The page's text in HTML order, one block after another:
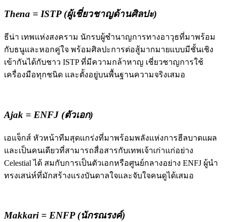
Thena = ISTP (ผู้เชี่ยวชาญด้านศิลปะ)
ธีน่า เทพแห่งสงคราม นักรบผู้ชำนาญการทางอาวุธที่มาพร้อม
กับธนูและหอกคู่ใจ พร้อมศิลปะการต่อสู้มากมายแบบมีชั้นเชิง
เข้ากันได้กับชาว ISTP ที่มีความกล้าหาญ เชี่ยวชาญการใช้
เครื่องมือทุกชนิด และตั้งอยู่บนพื้นฐานความจริงเสมอ
Ajak = ENFJ (ตัวเอก)
เอแจ็กส์ หัวหน้าทีมสุดแกร่งที่มาพร้อมพลังแห่งการฮีลบาดแผล
และเป็นคนเดียวที่สามารถสื่อสารกับเทพเจ้าเก่าแก่อย่าง
Celestial ได้ สมกับการเป็นตัวเอกหรือศูนย์กลางอย่าง ENFJ ผู้นำ
ทรงเสน่ห์ที่มักสร้างแรงบันดาลใจและจับใจคนดูได้เสมอ
Makkari = ENFP (นักรณรงค์)